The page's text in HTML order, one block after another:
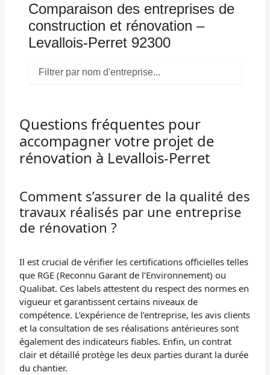
Comparaison des entreprises de
construction et rénovation –
Levallois-Perret 92300
Questions fréquentes pour
accompagner votre projet de
rénovation à Levallois-Perret
Comment s’assurer de la qualité des
travaux réalisés par une entreprise
de rénovation ?
Il est crucial de vérifier les certifications officielles telles
que RGE (Reconnu Garant de l’Environnement) ou
Qualibat. Ces labels attestent du respect des normes en
vigueur et garantissent certains niveaux de
compétence. L’expérience de l’entreprise, les avis clients
et la consultation de ses réalisations antérieures sont
également des indicateurs fiables. Enfin, un contrat
clair et détaillé protège les deux parties durant la durée
du chantier.